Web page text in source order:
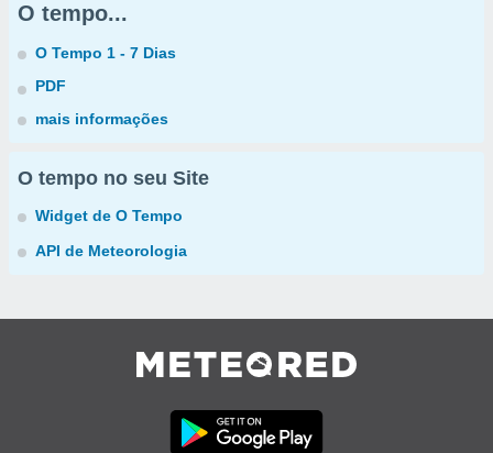
O tempo...
O Tempo 1 - 7 Dias
PDF
mais informações
O tempo no seu Site
Widget de O Tempo
API de Meteorologia